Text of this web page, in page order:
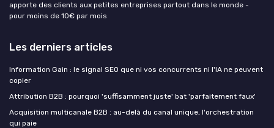
apporte des clients aux petites entreprises partout dans le monde -
pour moins de 10€ par mois
Les derniers articles
Information Gain : le signal SEO que ni vos concurrents ni l'IA ne peuvent
copier
Attribution B2B : pourquoi 'suffisamment juste' bat 'parfaitement faux'
Acquisition multicanale B2B : au-delà du canal unique, l'orchestration
qui paie